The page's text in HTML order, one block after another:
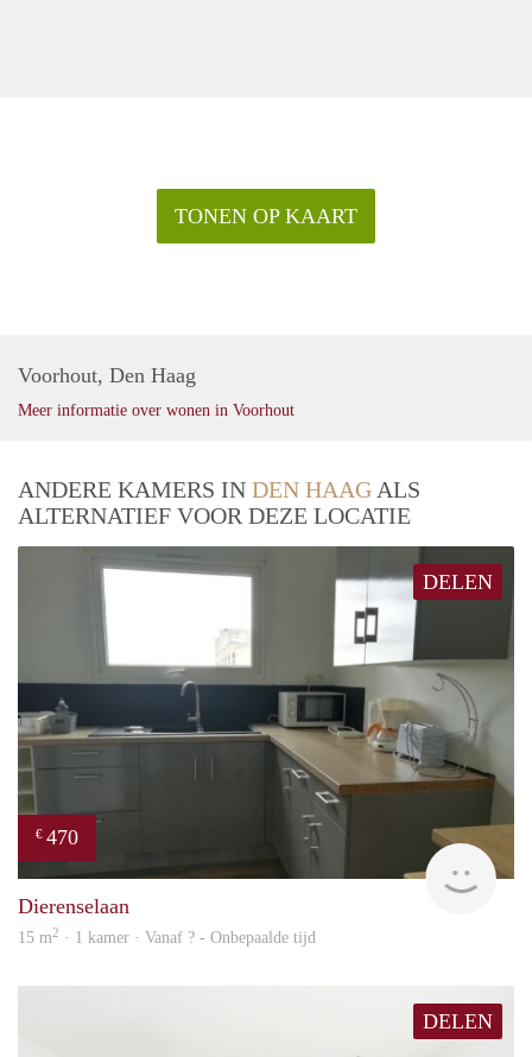
TONEN OP KAART
Voorhout, Den Haag
Meer informatie over wonen in Voorhout
ANDERE KAMERS IN DEN HAAG ALS
ALTERNATIEF VOOR DEZE LOCATIE
DELEN
€ 470
Dierenselaan
15 m2 · 1 kamer · Vanaf ? - Onbepaalde tijd
DELEN